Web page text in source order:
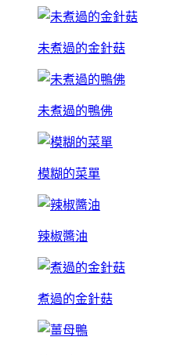
未煮過的金針菇
未煮過的鴨佛
模糊的菜單
辣椒醬油
煮過的金針菇